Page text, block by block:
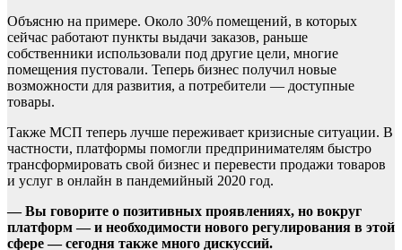
Объясню на примере. Около 30% помещений, в которых
сейчас работают пункты выдачи заказов, раньше
собственники использовали под другие цели, многие
помещения пустовали. Теперь бизнес получил новые
возможности для развития, а потребители — доступные
товары.
Также МСП теперь лучше переживает кризисные ситуации. В
частности, платформы помогли предпринимателям быстро
трансформировать свой бизнес и перевести продажи товаров
и услуг в онлайн в пандемийный 2020 год.
— Вы говорите о позитивных проявлениях, но вокруг
платформ — и необходимости нового регулирования в этой
сфере — сегодня также много дискуссий.